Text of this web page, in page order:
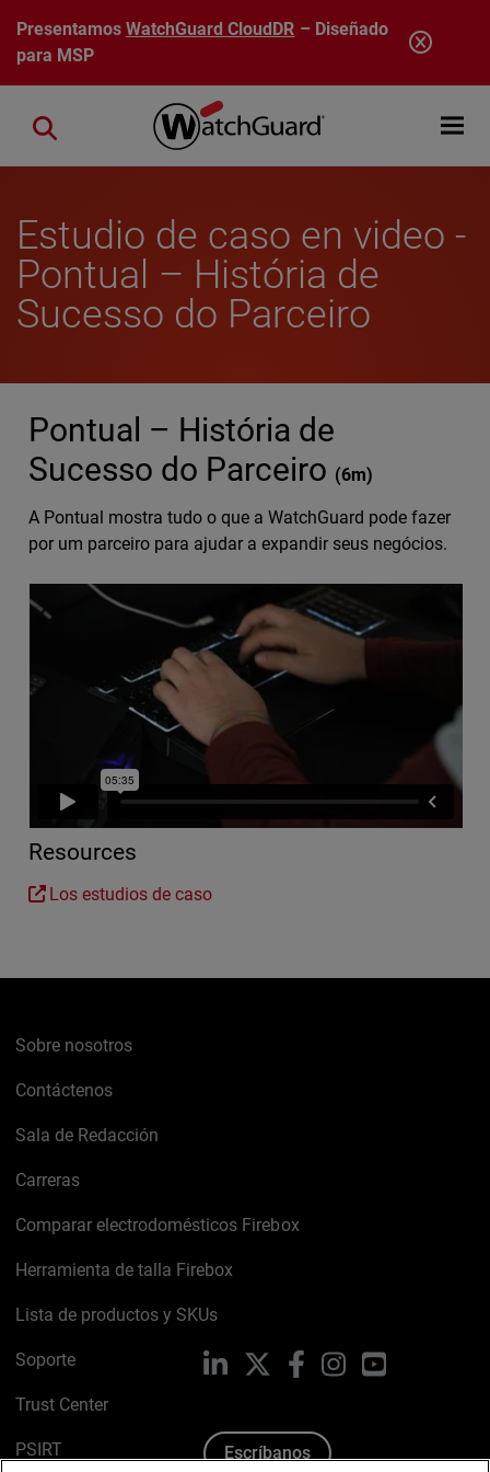
Pasar al contenido principal
PresentamosWatchGuard CloudDR – Diseñado
para MSP
Open
Close search
Estudio de caso en video -
Pontual – História de
Sucesso do Parceiro
Pontual – História de
Sucesso do Parceiro (6m)
A Pontual mostra tudo o que a WatchGuard pode fazer
por um parceiro para ajudar a expandir seus negócios.
Resources
Los estudios de caso
Sobre nosotros
Contáctenos
Sala de Redacción
Carreras
Comparar electrodomésticos Firebox
Herramienta de talla Firebox
Lista de productos y SKUs
Soporte
Trust Center
PSIRT
LinkedIn FacebookInstagramYouTube
Escríbanos